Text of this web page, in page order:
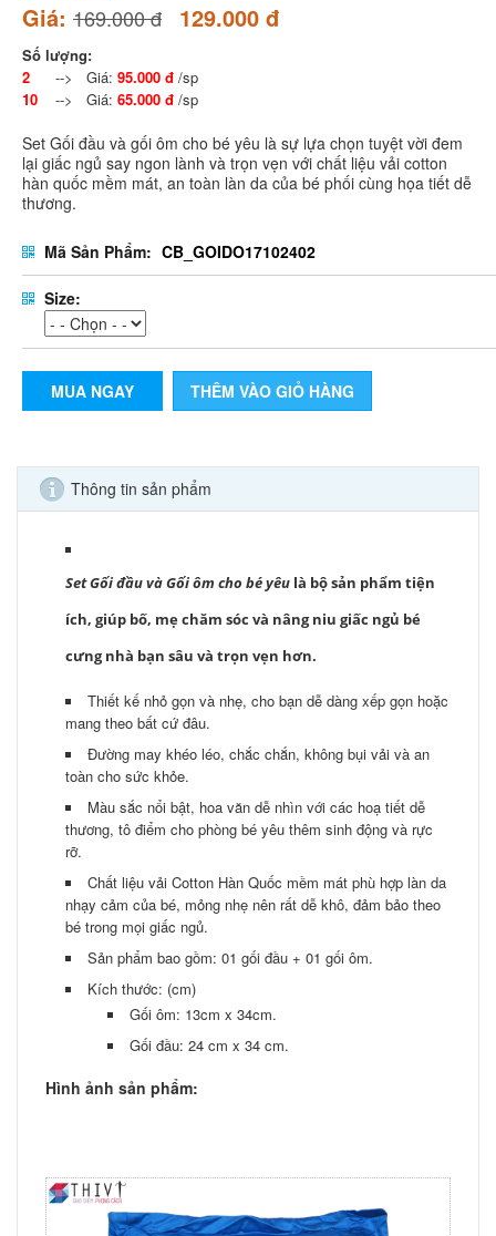
Giá: 169.000 đ 129.000 đ
Số lượng:
2
--> Giá: 95.000 đ /sp
10 --> Giá: 65.000 đ /sp
Set Gối đầu và gối ôm cho bé yêu là sự lựa chọn tuyệt vời đem
lại giấc ngủ say ngon lành và trọn vẹn với chất liệu vải cotton
hàn quốc mềm mát, an toàn làn da của bé phối cùng họa tiết dễ
thương.
Mã Sản Phẩm: CB_GOIDO17102402
Size:
MUA NGAY THÊM VÀO GIỎ HÀNG
Thông tin sản phẩm
Set Gối đầu và Gối ôm cho bé yêu là bộ sản phẩm tiện
ích, giúp bố, mẹ chăm sóc và nâng niu giấc ngủ bé
cưng nhà bạn sâu và trọn vẹn hơn.
Thiết kế nhỏ gọn và nhẹ, cho bạn dễ dàng xếp gọn hoặc
mang theo bất cứ đâu.
Đường may khéo léo, chắc chắn, không bụi vải và an
toàn cho sức khỏe.
Màu sắc nổi bật, hoa văn dễ nhìn với các hoạ tiết dễ
thương, tô điểm cho phòng bé yêu thêm sinh động và rực
rỡ.
Chất liệu vải Cotton Hàn Quốc mềm mát phù hợp làn da
nhạy cảm của bé, mỏng nhẹ nên rất dễ khô, đảm bảo theo
bé trong mọi giấc ngủ.
Sản phẩm bao gồm: 01 gối đầu + 01 gối ôm.
Kích thước: (cm)
Gối ôm: 13cm x 34cm.
Gối đầu: 24 cm x 34 cm.
Hình ảnh sản phẩm: